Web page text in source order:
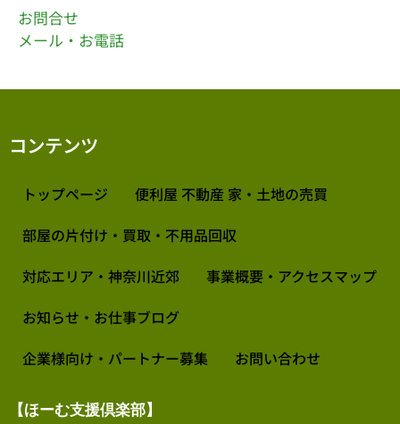
お問合せ
メール・お電話
コンテンツ
トップページ
便利屋 不動産 家・土地の売買
部屋の片付け・買取・不用品回収
対応エリア・神奈川近郊
事業概要・アクセスマップ
お知らせ・お仕事ブログ
企業様向け・パートナー募集
お問い合わせ
【ほーむ支援倶楽部】